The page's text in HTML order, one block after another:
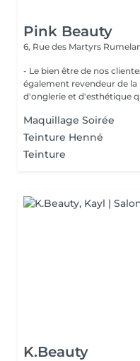
Pink Beauty
6, Rue des Martyrs
- Le bien être de nos clientes passe
également revendeur de
d'onglerie et d'esthétique
Maquillage Soirée
Teinture Henné
Teinture
K.Beauty